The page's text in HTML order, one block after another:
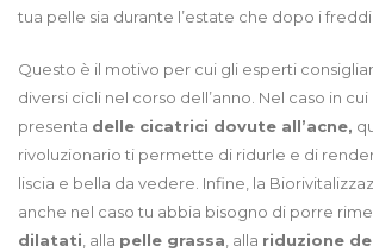
tua pelle sia durante l’estate che dopo i
Questo è il motivo per cui gli esperti
diversi cicli nel corso dell’anno. Nel caso in
presenta delle cicatrici dovute all’acne,
rivoluzionario ti permette di ridurle e di
liscia e bella da vedere. Infine, la
anche nel caso tu abbia bisogno di porre
dilatati, alla pelle grassa, alla riduzione